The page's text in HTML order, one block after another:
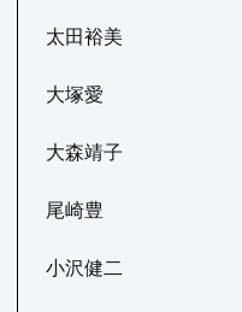
太田裕美
大塚愛
大森靖子
尾崎豊
小沢健二